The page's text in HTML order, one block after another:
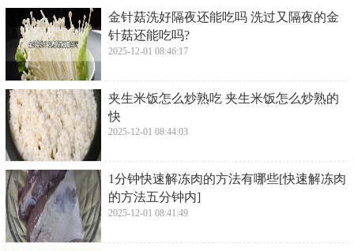
​金针菇洗好隔夜还能吃吗 洗过又隔夜的金
针菇还能吃吗?
2025-12-01 08:46:17
​夹生米饭怎么炒熟吃 夹生米饭怎么炒熟的
快
2025-12-01 08:44:03
​1分钟快速解冻肉的方法有哪些[快速解冻肉
的方法五分钟内]
2025-12-01 08:41:49